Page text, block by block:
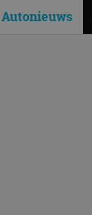
Autonieuws